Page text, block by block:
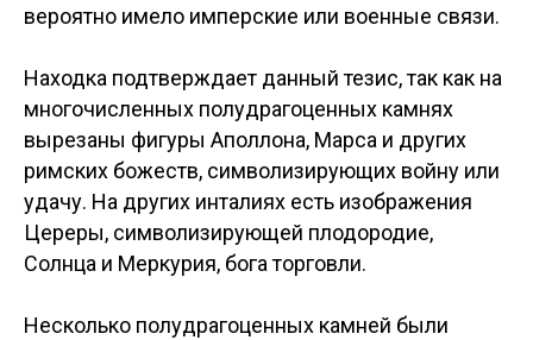
вероятно имело имперские или военные связи.
Находка подтверждает данный тезис, так как на
многочисленных полудрагоценных камнях
вырезаны фигуры Аполлона, Марса и других
римских божеств, символизирующих войну или
удачу. На других инталиях есть изображения
Цереры, символизирующей плодородие,
Солнца и Меркурия, бога торговли.
Несколько полудрагоценных камней были